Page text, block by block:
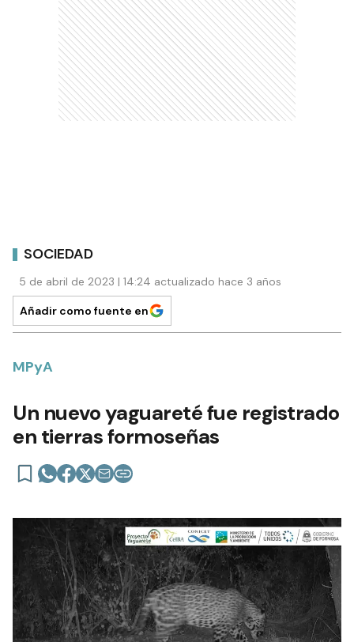
SOCIEDAD
5 de abril de 2023 | 14:24 actualizado hace 3 años
Añadir como fuente en
MPyA
Un nuevo yaguareté fue registrado
en tierras formoseñas